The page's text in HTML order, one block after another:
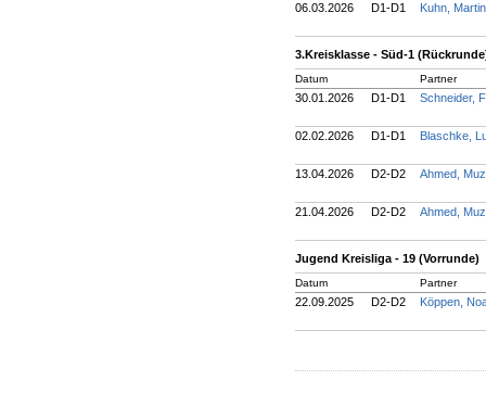
06.03.2026 D1-D1 Kuhn,
3.Kreisklasse - Süd-1
Datum Partner
30.01.2026 D1-D1 Schneider,
02.02.2026 D1-D1 Blaschke,
13.04.2026 D2-D2 Ahmed,
21.04.2026 D2-D2 Ahmed,
Jugend Kreisliga - 19 (Vorrunde)
Datum Partner
22.09.2025 D2-D2 Köppen,